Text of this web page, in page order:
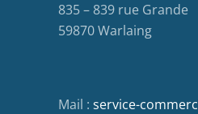
835 – 839 rue Grande
59870 Warlaing
Mail : service-